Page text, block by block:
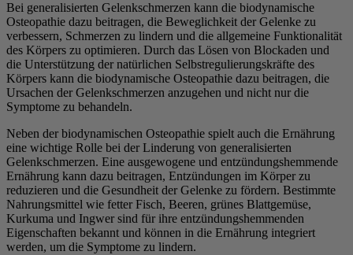
Bei generalisierten Gelenkschmerzen kann die biodynamische
Osteopathie dazu beitragen, die Beweglichkeit der Gelenke zu
verbessern, Schmerzen zu lindern und die allgemeine Funktionalität
des Körpers zu optimieren. Durch das Lösen von Blockaden und
die Unterstützung der natürlichen Selbstregulierungskräfte des
Körpers kann die biodynamische Osteopathie dazu beitragen, die
Ursachen der Gelenkschmerzen anzugehen und nicht nur die
Symptome zu behandeln.
Neben der biodynamischen Osteopathie spielt auch die Ernährung
eine wichtige Rolle bei der Linderung von generalisierten
Gelenkschmerzen. Eine ausgewogene und entzündungshemmende
Ernährung kann dazu beitragen, Entzündungen im Körper zu
reduzieren und die Gesundheit der Gelenke zu fördern. Bestimmte
Nahrungsmittel wie fetter Fisch, Beeren, grünes Blattgemüse,
Kurkuma und Ingwer sind für ihre entzündungshemmenden
Eigenschaften bekannt und können in die Ernährung integriert
werden, um die Symptome zu lindern.